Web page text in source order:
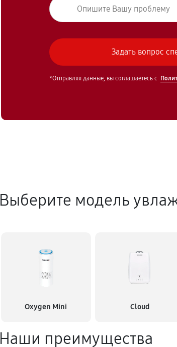
*Отправляя данные, вы соглашаетесь с
Выберите модель
Oxygen Mini Cloud
Наши преимущества